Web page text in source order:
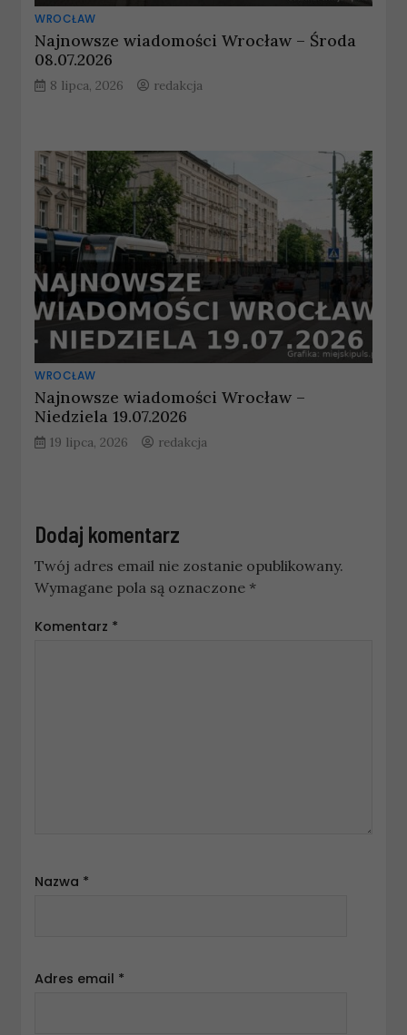
WROCŁAW
Najnowsze wiadomości Wrocław – Środa
08.07.2026
8 lipca, 2026 redakcja
WROCŁAW
Najnowsze wiadomości Wrocław –
Niedziela 19.07.2026
19 lipca, 2026 redakcja
Dodaj komentarz
Twój adres email nie zostanie opublikowany.
Wymagane pola są oznaczone *
Komentarz *
Nazwa *
Adres email *